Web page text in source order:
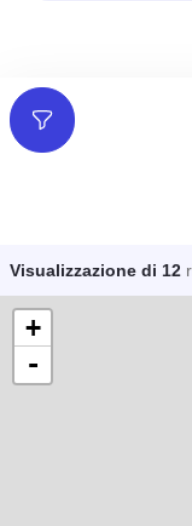
Filtri
Visualizzazione di 12
+
-